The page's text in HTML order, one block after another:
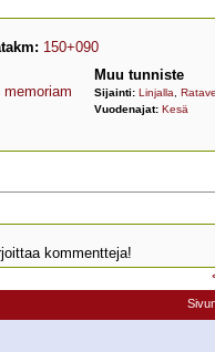
150+090
Muu tunniste
Sijainti: Linjalla
Vuodenajat: Kesä
kommentteja!